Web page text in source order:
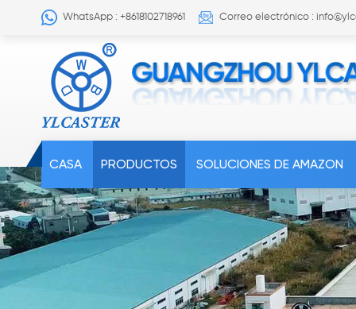
WhatsApp : +8618102718961 Correo electrónico :
CASA PRODUCTOS SOLUCIONES DE AMAZON